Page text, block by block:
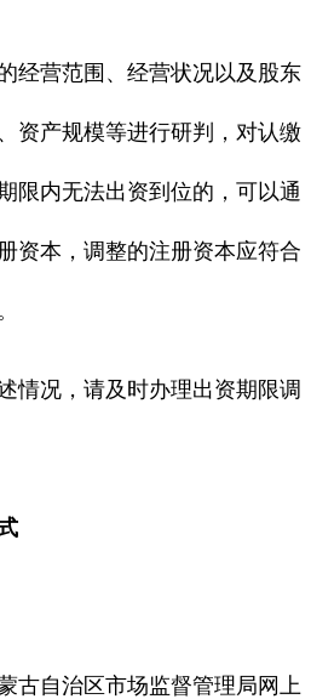
营范围、经营状况以及股东
资产规模等进行研判，对认缴
限内无法出资到位的，可以通
资本，调整的注册资本应符合
况，请及时办理出资期限调
自治区市场监督管理局网上